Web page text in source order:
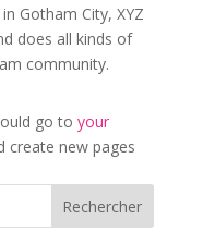
Gotham City, XYZ
does all kinds of
community.
go to your
create new pages
Rechercher